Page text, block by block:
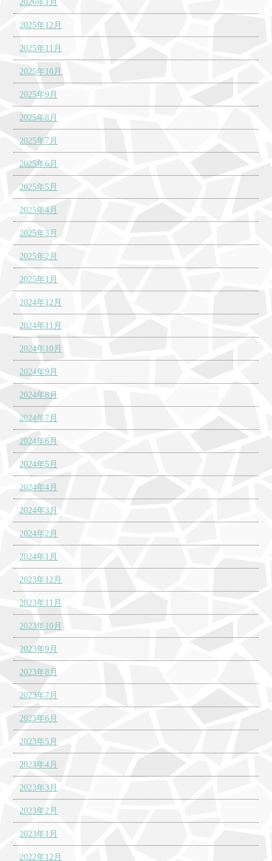
2026年1月
2025年12月
2025年11月
2025年10月
2025年9月
2025年8月
2025年7月
2025年6月
2025年5月
2025年4月
2025年3月
2025年2月
2025年1月
2024年12月
2024年11月
2024年10月
2024年9月
2024年8月
2024年7月
2024年6月
2024年5月
2024年4月
2024年3月
2024年2月
2024年1月
2023年12月
2023年11月
2023年10月
2023年9月
2023年8月
2023年7月
2023年6月
2023年5月
2023年4月
2023年3月
2023年2月
2023年1月
2022年12月